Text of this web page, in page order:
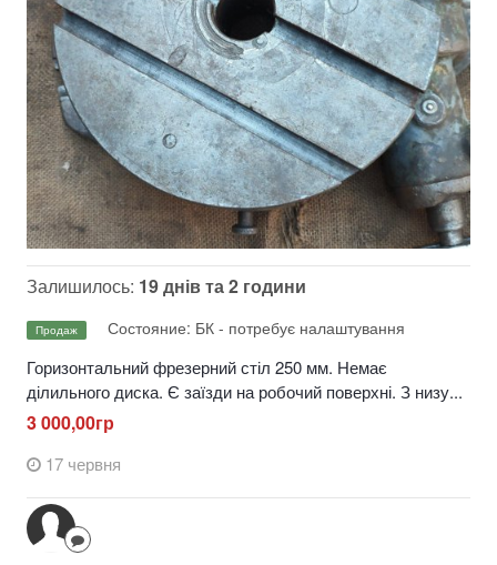
Залишилось: 19 днів та 2 години
Продаж Состояние: БК - потребує налаштування
Горизонтальний фрезерний стіл 250 мм. Немає
ділильного диска. Є заїзди на робочий поверхні. З низу...
3 000,00гр
17 червня